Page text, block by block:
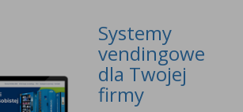
Systemy
vendingowe
dla Twojej
firmy